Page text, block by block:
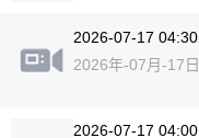
2026-07-17
2026年-07月-17日
2026-07-17